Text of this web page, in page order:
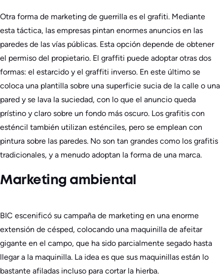
Otra forma de marketing de guerrilla es el grafiti. Mediante
esta táctica, las empresas pintan enormes anuncios en las
paredes de las vías públicas. Esta opción depende de obtener
el permiso del propietario. El graffiti puede adoptar otras dos
formas: el estarcido y el graffiti inverso. En este último se
coloca una plantilla sobre una superficie sucia de la calle o una
pared y se lava la suciedad, con lo que el anuncio queda
prístino y claro sobre un fondo más oscuro. Los grafitis con
esténcil también utilizan esténciles, pero se emplean con
pintura sobre las paredes. No son tan grandes como los grafitis
tradicionales, y a menudo adoptan la forma de una marca.
Marketing ambiental
BIC escenificó su campaña de marketing en una enorme
extensión de césped, colocando una maquinilla de afeitar
gigante en el campo, que ha sido parcialmente segado hasta
llegar a la maquinilla. La idea es que sus maquinillas están lo
bastante afiladas incluso para cortar la hierba.